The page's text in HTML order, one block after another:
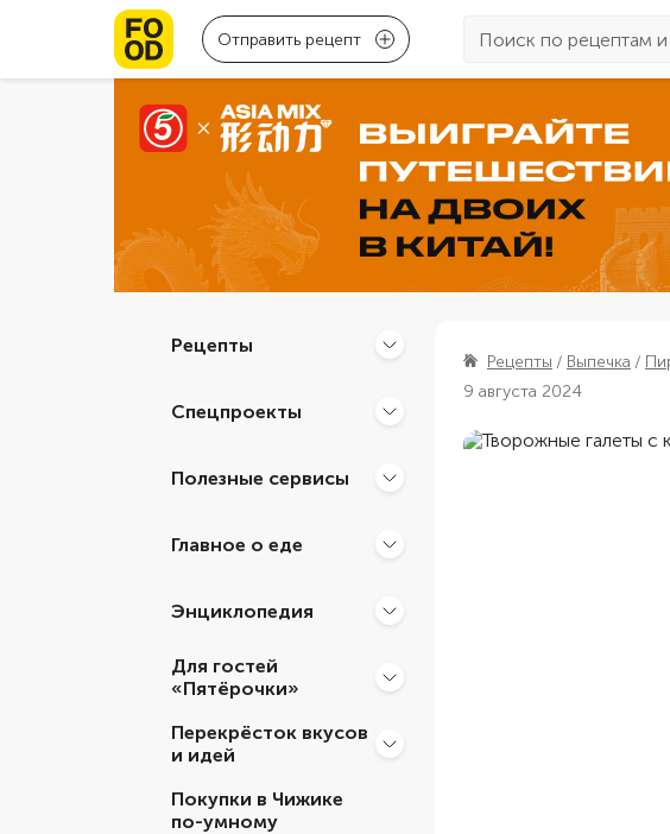
Отправить рецепт
Рецепты
Спецпроекты
Полезные сервисы
Главное о еде
Энциклопедия
Для гостей
«Пятёрочки»
Перекрёсток вкусов
и идей
Покупки в Чижике
по-умному
Рецепты Выпечка
9 августа 2024